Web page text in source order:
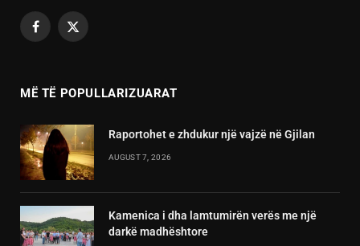
Facebook
X
MË TË POPULLARIZUARAT
Raportohet e zhdukur një vajzë në Gjilan
AUGUST 7, 2026
Kamenica i dha lamtumirën verës me një
darkë madhështore